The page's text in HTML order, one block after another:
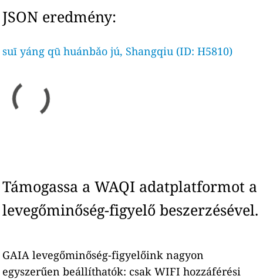
JSON eredmény:
suī yáng qū huánbǎo jú, Shangqiu (ID: H5810)
Támogassa a WAQI adatplatformot a
levegőminőség-figyelő beszerzésével.
GAIA levegőminőség-figyelőink nagyon
egyszerűen beállíthatók: csak WIFI hozzáférési